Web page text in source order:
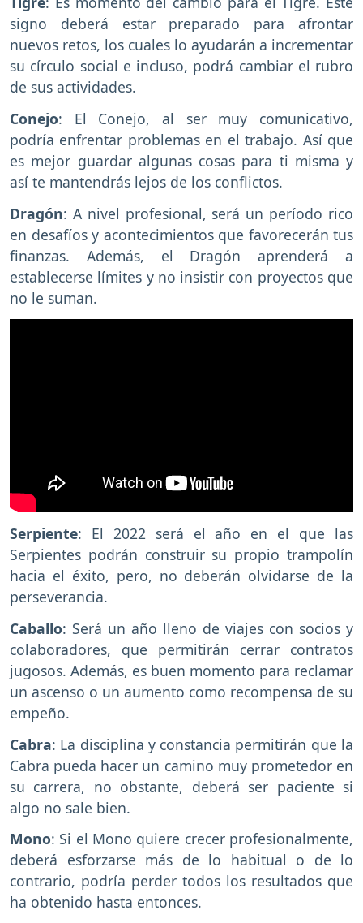
signo deberá estar preparado para afrontar
nuevos retos, los cuales lo ayudarán a incrementar
su círculo social e incluso, podrá cambiar el rubro
de sus actividades.
Conejo: El Conejo, al ser muy comunicativo,
podría enfrentar problemas en el trabajo. Así que
es mejor guardar algunas cosas para ti misma y
así te mantendrás lejos de los conflictos.
Dragón: A nivel profesional, será un período rico
en desafíos y acontecimientos que favorecerán tus
finanzas. Además, el Dragón aprenderá a
establecerse límites y no insistir con proyectos que
no le suman.
Serpiente: El 2022 será el año en el que las
Serpientes podrán construir su propio trampolín
hacia el éxito, pero, no deberán olvidarse de la
perseverancia.
Caballo: Será un año lleno de viajes con socios y
colaboradores, que permitirán cerrar contratos
jugosos. Además, es buen momento para reclamar
un ascenso o un aumento como recompensa de su
empeño.
Cabra: La disciplina y constancia permitirán que la
Cabra pueda hacer un camino muy prometedor en
su carrera, no obstante, deberá ser paciente si
algo no sale bien.
Mono: Si el Mono quiere crecer profesionalmente,
deberá esforzarse más de lo habitual o de lo
contrario, podría perder todos los resultados que
ha obtenido hasta entonces.